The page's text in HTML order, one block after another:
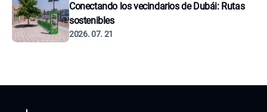
Conectando los vecindarios de Dubái: Rutas
sostenibles
2026. 07. 21